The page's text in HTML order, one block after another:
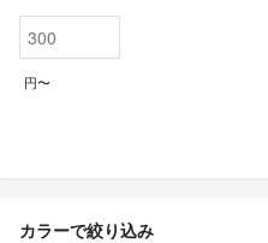
円〜
カラーで絞り込み